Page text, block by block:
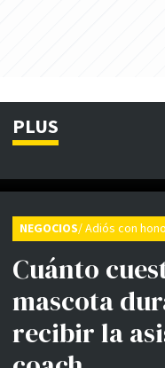
PLUS
Cuánto
mascota
recibir la
NEGOCIOS/ Adiós con